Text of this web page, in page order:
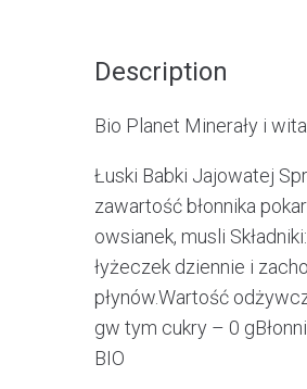
Description
Bio Planet Minerały i
Łuski Babki Jajowatej
zawartość błonnika
owsianek, musli
łyżeczek dziennie i
płynów.Wartość
gw tym cukry – 0
BIO